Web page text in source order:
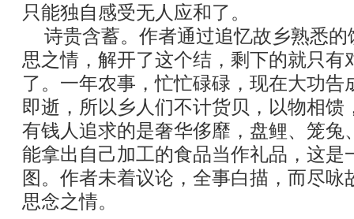
只能独自感受无人应和了。
诗贵含蓄。作者通过追忆故乡熟悉的
思之情，解开了这个结，剩下的就只有
了。一年农事，忙忙碌碌，现在大功告
即逝，所以乡人们不计货贝，以物相馈
有钱人追求的是奢华侈靡，盘鲤、笼兔
能拿出自己加工的食品当作礼品，这是
图。作者未着议论，全事白描，而尽咏
思念之情。